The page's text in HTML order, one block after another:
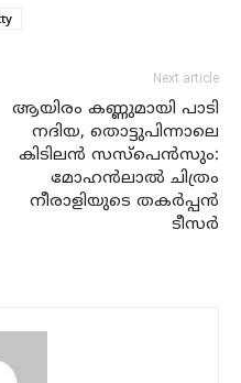
Next article
ആയിരം കണ്ണുമായി പാടി
നദിയ, തൊട്ടുപിന്നാലെ
കിടിലന്‍ സസ്‌പെന്‍സും:
മോഹന്‍ലാല്‍ ചിത്രം
നീരാളിയുടെ തകര്‍പ്പന്‍
ടീസര്‍